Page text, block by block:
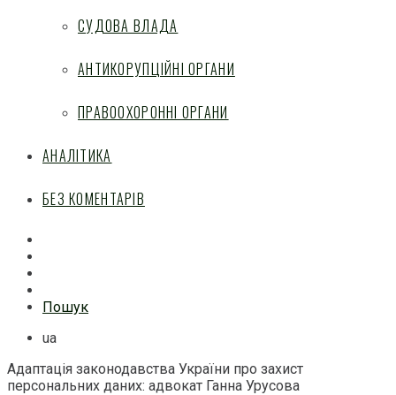
СУДОВА ВЛАДА
АНТИКОРУПЦІЙНІ ОРГАНИ
ПРАВООХОРОННІ ОРГАНИ
АНАЛІТИКА
БЕЗ КОМЕНТАРІВ
Пошук
ua
Адаптація законодавства України про захист
персональних даних: адвокат Ганна Урусова